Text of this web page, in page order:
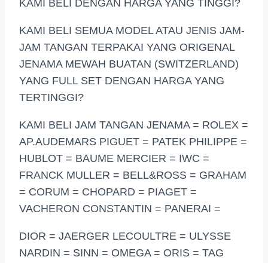
KAMI BELI DENGAN HARGA YANG TINGGI?
KAMI BELI SEMUA MODEL ATAU JENIS JAM-
JAM TANGAN TERPAKAI YANG ORIGENAL
JENAMA MEWAH BUATAN (SWITZERLAND)
YANG FULL SET DENGAN HARGA YANG
TERTINGGI?
KAMI BELI JAM TANGAN JENAMA = ROLEX =
AP.AUDEMARS PIGUET = PATEK PHILIPPE =
HUBLOT = BAUME MERCIER = IWC =
FRANCK MULLER = BELL&ROSS = GRAHAM
= CORUM = CHOPARD = PIAGET =
VACHERON CONSTANTIN = PANERAI =
DIOR = JAERGER LECOULTRE = ULYSSE
NARDIN = SINN = OMEGA = ORIS = TAG